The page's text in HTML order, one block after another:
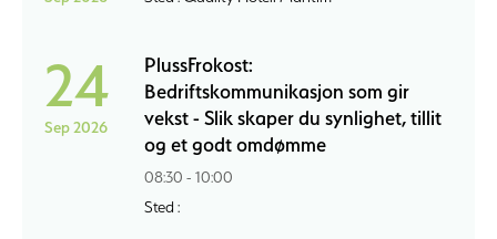
24
Sep 2026
PlussFrokost:
Bedriftskommunikasjon som gir
vekst - Slik skaper du synlighet, tillit
og et godt omdømme
08:30 - 10:00
Sted :